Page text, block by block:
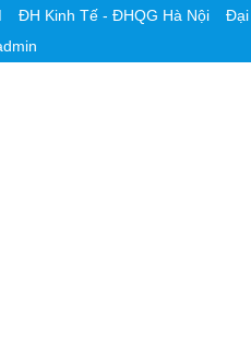
ĐH Kinh Tế - ĐHQG Hà Nội
Đại